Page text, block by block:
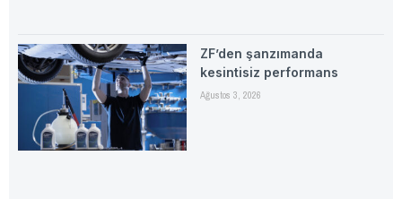
ZF’den şanzımanda
kesintisiz performans
Ağustos 3, 2026